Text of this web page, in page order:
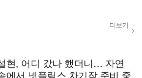
더보기
현, 어디 갔나 했더니… 자연
에서 넷플릭스 차기작 준비 중